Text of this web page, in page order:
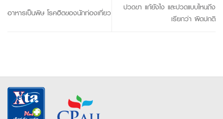
อาหารเป็นพิษ โรคฮิตของนักท่องเที่ยว
ปวดขา แก้ยังไง และปวดแบบไหนถึง
เรียกว่า ผิดปกติ